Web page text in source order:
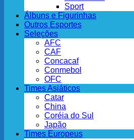
Sport
Álbuns e Figurinhas
Outros Esportes
Seleções
AFC
CAF
Concacaf
Conmebol
OFC
Times Asiáticos
Catar
China
Coréia do Sul
Japão
Times Europeus